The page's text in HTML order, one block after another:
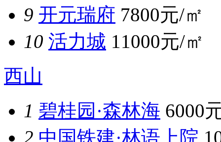
9 开元瑞府 7800元/㎡
10 活力城 11000元/㎡
西山
1 碧桂园·森林海 6000
2 中国铁建·林语上院